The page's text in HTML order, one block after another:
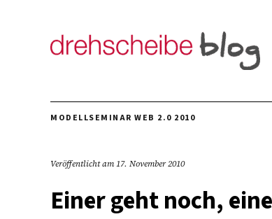
MODELLSEMINAR WEB 2.0 2010
Veröffentlicht am17. November 2010
Einer geht noch,